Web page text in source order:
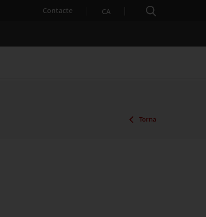
Contacte . Obre en una nova finestra.
CA Cercador
Torna